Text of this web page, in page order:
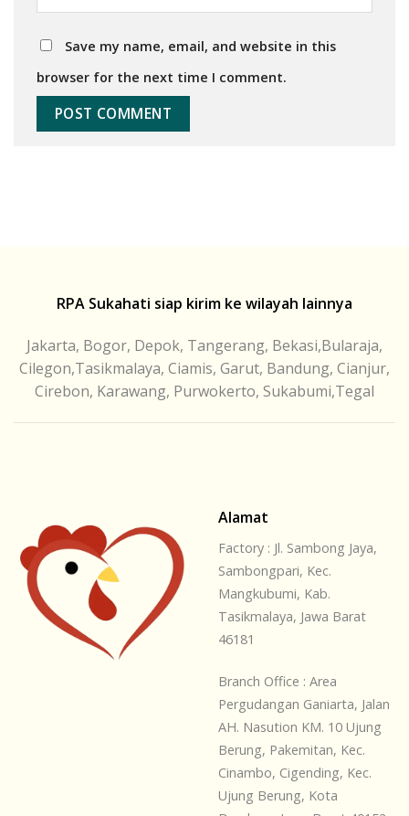
Save my name, email, and website in this
browser for the next time I comment.
RPA Sukahati siap kirim ke wilayah lainnya
Jakarta, Bogor, Depok, Tangerang, Bekasi,Bularaja,
Cilegon,Tasikmalaya, Ciamis, Garut, Bandung, Cianjur,
Cirebon, Karawang, Purwokerto, Sukabumi,Tegal
Alamat
Factory : Jl. Sambong Jaya,
Sambongpari, Kec.
Mangkubumi, Kab.
Tasikmalaya, Jawa Barat
46181
Branch Office : Area
Pergudangan Ganiarta, Jalan
AH. Nasution KM. 10 Ujung
Berung, Pakemitan, Kec.
Cinambo, Cigending, Kec.
Ujung Berung, Kota